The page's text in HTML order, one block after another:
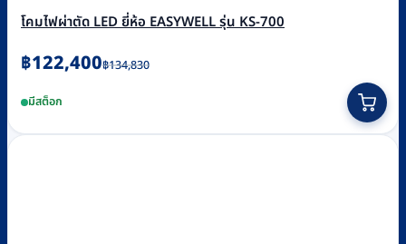
โคมไฟผ่าตัด LED ยี่ห้อ EASYWELL รุ่น KS-700
฿134,830
Original
was:
฿134,830.
฿122,400
Current
is:
฿122,400.
มีสต็อก